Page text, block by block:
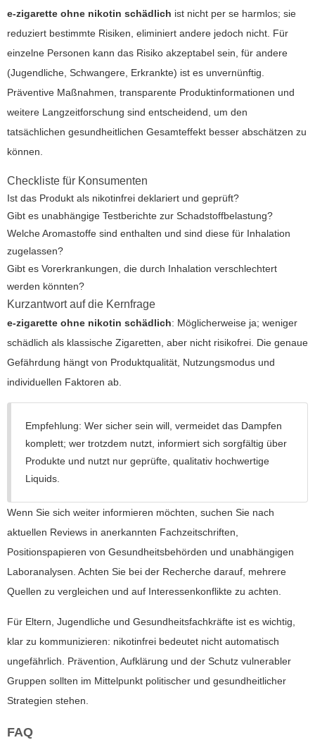
e-zigarette ohne nikotin schädlich ist nicht per se harmlos; sie
reduziert bestimmte Risiken, eliminiert andere jedoch nicht. Für
einzelne Personen kann das Risiko akzeptabel sein, für andere
(Jugendliche, Schwangere, Erkrankte) ist es unvernünftig.
Präventive Maßnahmen, transparente Produktinformationen und
weitere Langzeitforschung sind entscheidend, um den
tatsächlichen gesundheitlichen Gesamteffekt besser abschätzen zu
können.
Checkliste für Konsumenten
Ist das Produkt als nikotinfrei deklariert und geprüft?
Gibt es unabhängige Testberichte zur Schadstoffbelastung?
Welche Aromastoffe sind enthalten und sind diese für Inhalation
zugelassen?
Gibt es Vorerkrankungen, die durch Inhalation verschlechtert
werden könnten?
Kurzantwort auf die Kernfrage
e-zigarette ohne nikotin schädlich: Möglicherweise ja; weniger
schädlich als klassische Zigaretten, aber nicht risikofrei. Die genaue
Gefährdung hängt von Produktqualität, Nutzungsmodus und
individuellen Faktoren ab.
Empfehlung: Wer sicher sein will, vermeidet das Dampfen
komplett; wer trotzdem nutzt, informiert sich sorgfältig über
Produkte und nutzt nur geprüfte, qualitativ hochwertige
Liquids.
Wenn Sie sich weiter informieren möchten, suchen Sie nach
aktuellen Reviews in anerkannten Fachzeitschriften,
Positionspapieren von Gesundheitsbehörden und unabhängigen
Laboranalysen. Achten Sie bei der Recherche darauf, mehrere
Quellen zu vergleichen und auf Interessenkonflikte zu achten.
Für Eltern, Jugendliche und Gesundheitsfachkräfte ist es wichtig,
klar zu kommunizieren: nikotinfrei bedeutet nicht automatisch
ungefährlich. Prävention, Aufklärung und der Schutz vulnerabler
Gruppen sollten im Mittelpunkt politischer und gesundheitlicher
Strategien stehen.
FAQ